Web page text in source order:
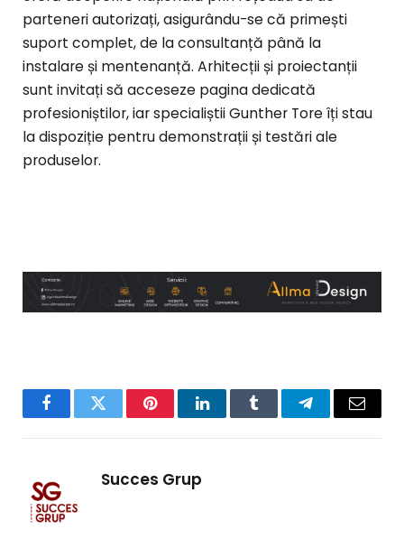
parteneri autorizați, asigurându-se că primești
suport complet, de la consultanță până la
instalare și mentenanță. Arhitecții și proiectanții
sunt invitați să acceseze pagina dedicată
profesioniștilor, iar specialiștii Gunther Tore îți stau
la dispoziție pentru demonstrații și testări ale
produselor.
FacebookTwitter PinterestLinkedInTumblr TelegramEmail
Succes Grup